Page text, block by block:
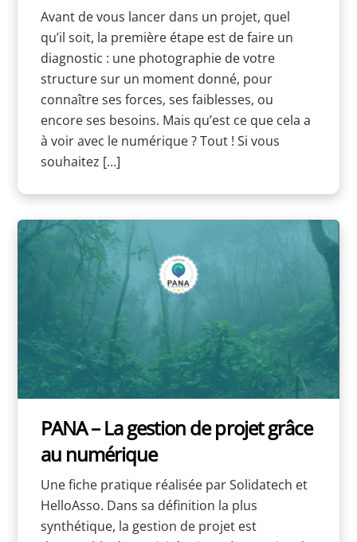
Avant de vous lancer dans un projet, quel
qu’il soit, la première étape est de faire un
diagnostic : une photographie de votre
structure sur un moment donné, pour
connaître ses forces, ses faiblesses, ou
encore ses besoins. Mais qu’est ce que cela a
à voir avec le numérique ? Tout ! Si vous
souhaitez […]
PANA – La gestion de projet grâce
au numérique
Une fiche pratique réalisée par Solidatech et
HelloAsso. Dans sa définition la plus
synthétique, la gestion de projet est